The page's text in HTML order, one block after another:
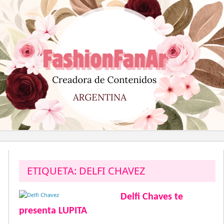
al
contenido
ETIQUETA: DELFI CHAVEZ
Delfi Chaves te
presenta LUPITA